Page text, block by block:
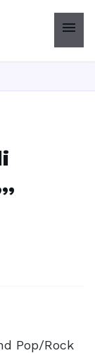
menu
Pop/Rock